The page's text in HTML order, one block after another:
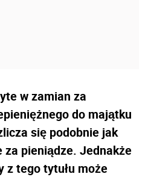
w zamian za
do majątku
się podobnie jak
za pieniądze. Jednakże
z tego tytułu może